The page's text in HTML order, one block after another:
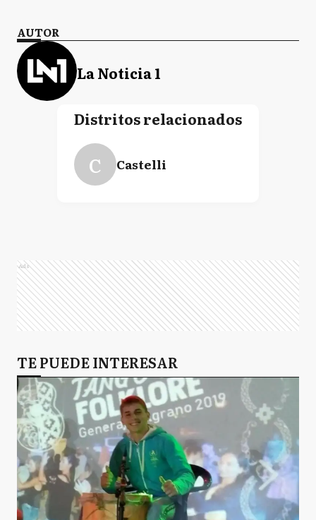
AUTOR
La Noticia 1
Distritos relacionados
C Castelli
Ads
TE PUEDE INTERESAR